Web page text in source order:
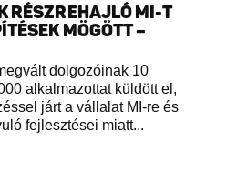
RÉSZREHAJLÓ MI-T
MÖGÖTT –
dolgozóinak 10
alkalmazottat küldött el,
járt a vállalat MI-re és
fejlesztései miatt...